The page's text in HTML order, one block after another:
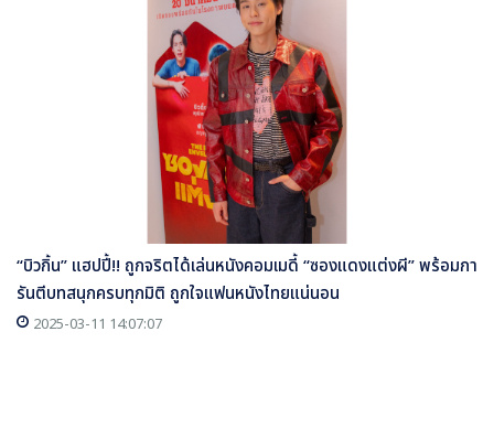
“บิวกิ้น” แฮปปี้!! ถูกจริตได้เล่นหนังคอมเมดี้ “ซองแดงแต่งผี” พร้อมกา
รันตีบทสนุกครบทุกมิติ ถูกใจแฟนหนังไทยแน่นอน
2025-03-11 14:07:07